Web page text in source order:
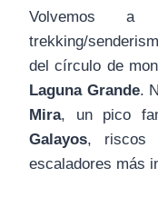
Volvemos
trekking/
del círculo de
Laguna Grande.
Mira, un pico
Galayos, riscos
escaladores más